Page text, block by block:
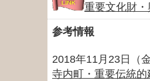
重要文化財
参考情報
2018年11月23日（
寺内町・重要伝統